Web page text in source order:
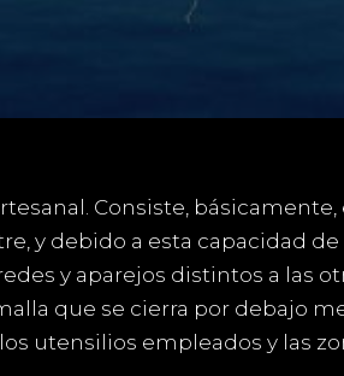
Consiste,
y debido a esta capacidad
y aparejos distintos a las
que se cierra por debajo
utensilios empleados y las